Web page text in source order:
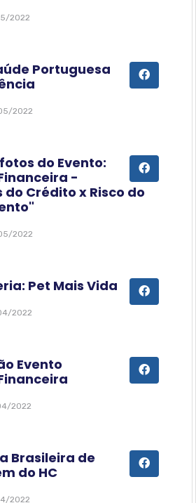
2022
Portuguesa
2022
do Evento:
-
Crédito x Risco do
2022
Pet Mais Vida
2022
Evento
2022
Brasileira de
do HC
2022